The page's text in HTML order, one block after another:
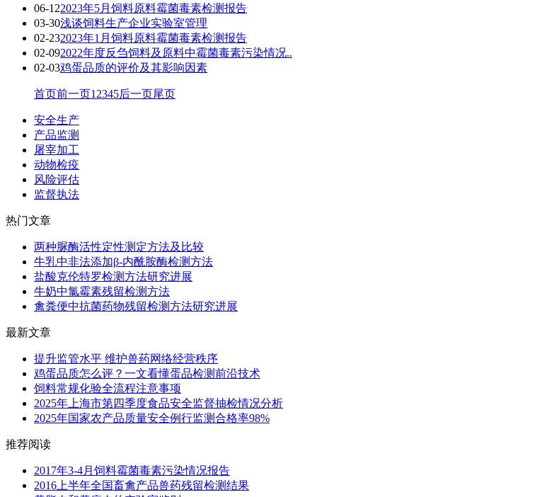
06-122023年5月饲料原料霉菌毒素检测报告
03-30浅谈饲料生产企业实验室管理
02-232023年1月饲料原料霉菌毒素检测报告
02-092022年度反刍饲料及原料中霉菌毒素污染情况..
02-03鸡蛋品质的评价及其影响因素
首页前一页1 2345后一页尾页
安全生产
产品监测
屠宰加工
动物检疫
风险评估
监督执法
热门文章
两种脲酶活性定性测定方法及比较
牛乳中非法添加β-内酰胺酶检测方法
盐酸克伦特罗检测方法研究进展
牛奶中氯霉素残留检测方法
禽粪便中抗菌药物残留检测方法研究进展
最新文章
提升监管水平 维护兽药网络经营秩序
鸡蛋品质怎么评？一文看懂蛋品检测前沿技术
饲料常规化验全流程注意事项
2025年上海市第四季度食品安全监督抽检情况分析
2025年国家农产品质量安全例行监测合格率98%
推荐阅读
2017年3-4月饲料霉菌毒素污染情况报告
2016上半年全国畜禽产品兽药残留检测结果